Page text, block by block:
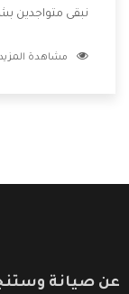
نبقى متواجدين
الشركة بها
مشاهدة
عن صيانة